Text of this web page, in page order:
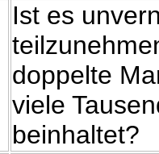
Ist es
doppelte
viele
beinhaltet?